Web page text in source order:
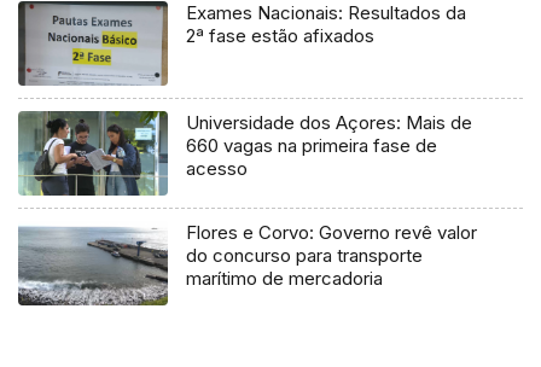
Exames Nacionais: Resultados da
2ª fase estão afixados
Universidade dos Açores: Mais de
660 vagas na primeira fase de
acesso
Flores e Corvo: Governo revê valor
do concurso para transporte
marítimo de mercadoria